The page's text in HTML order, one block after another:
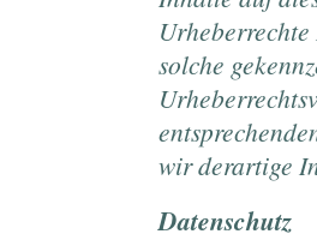
solche
wir derartige
Datenschutz